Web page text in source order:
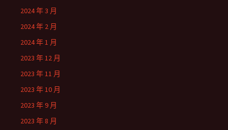
2024 年 3 月
2024 年 2 月
2024 年 1 月
2023 年 12 月
2023 年 11 月
2023 年 10 月
2023 年 9 月
2023 年 8 月